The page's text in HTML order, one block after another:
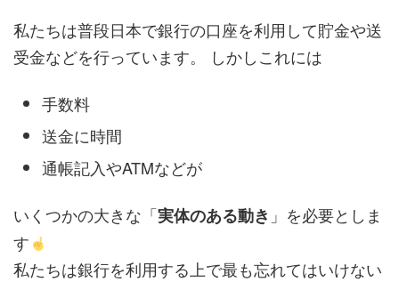
私たちは普段日本で銀行の口座を利用して貯金や送
受金などを行っています。 しかしこれには
手数料
送金に時間
通帳記入やATMなどが
いくつかの大きな「実体のある動き 」を必要としま
す
私たちは銀行を利用する上で最も忘れてはいけない